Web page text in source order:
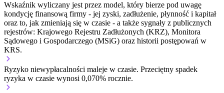
Wskaźnik wyliczany jest przez model, który bierze pod uwagę
kondycję finansową firmy - jej zyski, zadłużenie, płynność i kapitał
oraz to, jak zmieniają się w czasie - a także sygnały z publicznych
rejestrów: Krajowego Rejestru Zadłużonych (KRZ), Monitora
Sądowego i Gospodarczego (MSiG) oraz historii postępowań w
KRS.
Ryzyko niewypłacalności maleje w czasie. Przeciętny spadek
ryzyka w czasie wynosi 0,070% rocznie.